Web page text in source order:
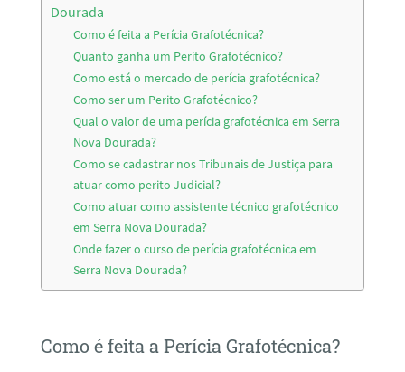
Dourada
Como é feita a Perícia Grafotécnica?
Quanto ganha um Perito Grafotécnico?
Como está o mercado de perícia grafotécnica?
Como ser um Perito Grafotécnico?
Qual o valor de uma perícia grafotécnica em Serra
Nova Dourada?
Como se cadastrar nos Tribunais de Justiça para
atuar como perito Judicial?
Como atuar como assistente técnico grafotécnico
em Serra Nova Dourada?
Onde fazer o curso de perícia grafotécnica em
Serra Nova Dourada?
Como é feita a Perícia Grafotécnica?